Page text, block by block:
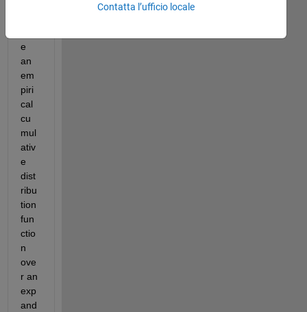
e
an
em
piri
cal
cu
mul
ativ
e
dist
ribu
tion
fun
ctio
n
ove
r an
exp
and
Contatta l’ufficio locale